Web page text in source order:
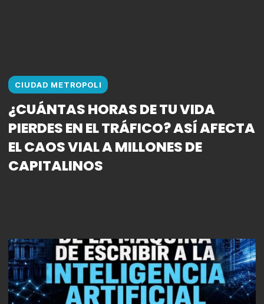
CIUDAD METROPOLI
¿CUÁNTAS HORAS DE TU VIDA
PIERDES EN EL TRÁFICO? ASÍ AFECTA
EL CAOS VIAL A MILLONES DE
CAPITALINOS